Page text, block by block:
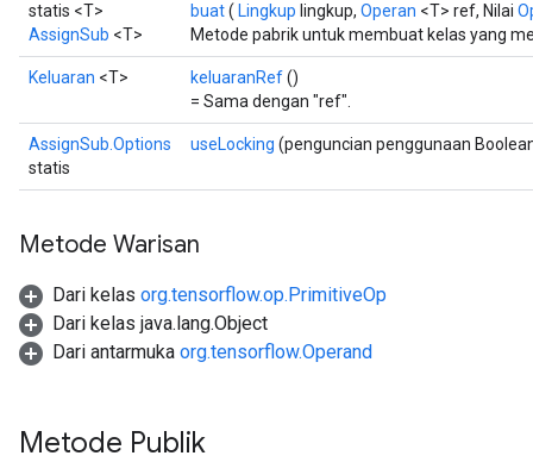
statis <T>
AssignSub <T>
buat( Lingkup lingkup, Operan <T> ref, Nilai
Metode pabrik untuk membuat kelas yang
Keluaran <T> keluaranRef()
= Sama dengan "ref".
AssignSub.Options
statis
useLocking (penguncian penggunaan
Metode Warisan
Dari kelas org.tensorflow.op.PrimitiveOp
Dari kelas java.lang.Object
Dari antarmuka org.tensorflow.Operand
Metode Publik